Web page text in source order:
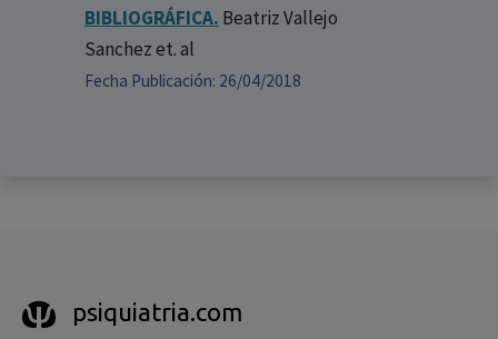
BIBLIOGRÁFICA. Beatriz Vallejo
Sanchezet. al
Fecha Publicación: 26/04/2018
psiquiatria.com